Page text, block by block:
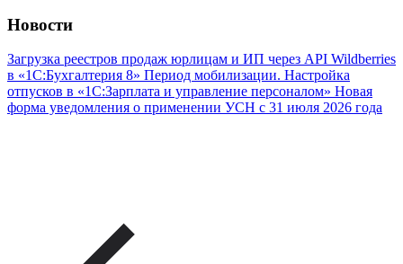
Новости
Загрузка реестров продаж юрлицам и ИП через API Wildberries
в «1С:Бухгалтерия 8» Период мобилизации. Настройка
отпусков в «1С:Зарплата и управление персоналом» Новая
форма уведомления о применении УСН с 31 июля 2026 года